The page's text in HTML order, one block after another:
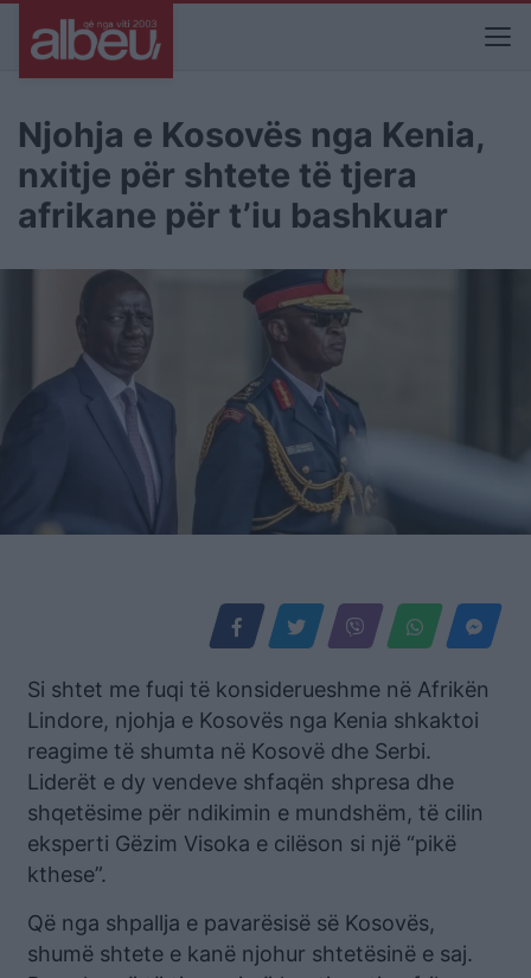
Njohja e Kosovës nga Kenia,
nxitje për shtete të tjera
afrikane për t’iu bashkuar
Si shtet me fuqi të konsiderueshme në Afrikën
Lindore, njohja e Kosovës nga Kenia shkaktoi
reagime të shumta në Kosovë dhe Serbi.
Liderët e dy vendeve shfaqën shpresa dhe
shqetësime për ndikimin e mundshëm, të cilin
eksperti Gëzim Visoka e cilëson si një “pikë
kthese”.
Që nga shpallja e pavarësisë së Kosovës,
shumë shtete e kanë njohur shtetësinë e saj.